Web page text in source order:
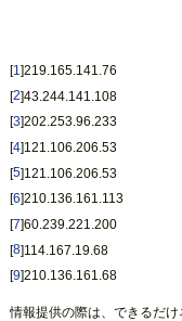
[1]219.165.141.76
[2]43.244.141.108
[3]202.253.96.233
[4]121.106.206.53
[5]121.106.206.53
[6]210.136.161.113
[7]60.239.221.200
[8]114.167.19.68
[9]210.136.161.68
情報提供の際は、できるだ